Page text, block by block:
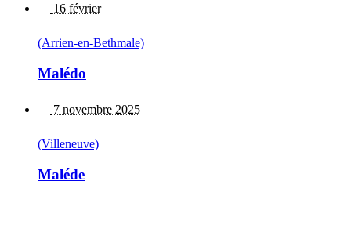
16 février
(Arrien-en-Bethmale)
Malédo
7 novembre 2025
(Villeneuve)
Maléde